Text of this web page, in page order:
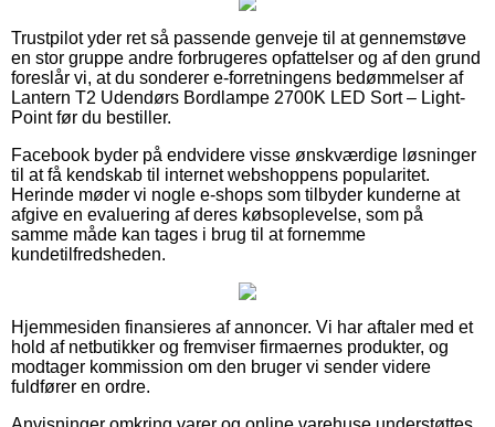
Trustpilot yder ret så passende genveje til at gennemstøve
en stor gruppe andre forbrugeres opfattelser og af den grund
foreslår vi, at du sonderer e-forretningens bedømmelser af
Lantern T2 Udendørs Bordlampe 2700K LED Sort – Light-
Point før du bestiller.
Facebook byder på endvidere visse ønskværdige løsninger
til at få kendskab til internet webshoppens popularitet.
Herinde møder vi nogle e-shops som tilbyder kunderne at
afgive en evaluering af deres købsoplevelse, som på
samme måde kan tages i brug til at fornemme
kundetilfredsheden.
Hjemmesiden finansieres af annoncer. Vi har aftaler med et
hold af netbutikker og fremviser firmaernes produkter, og
modtager kommission om den bruger vi sender videre
fuldfører en ordre.